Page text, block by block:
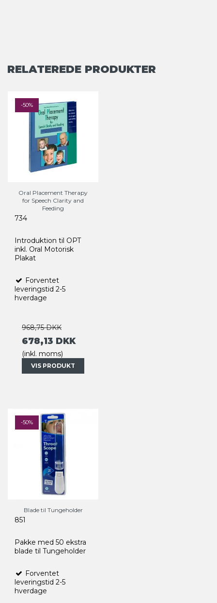
RELATEREDE PRODUKTER
-50%
Oral Placement Therapy
for Speech Clarity and
Feeding
734
Introduktion til OPT
inkl. Oral Motorisk
Plakat
Forventet
leveringstid 2-5
hverdage
968,75 DKK
678,13 DKK
(inkl. moms)
VIS PRODUKT
-50%
Blade til Tungeholder
851
Pakke med 50 ekstra
blade til Tungeholder
Forventet
leveringstid 2-5
hverdage